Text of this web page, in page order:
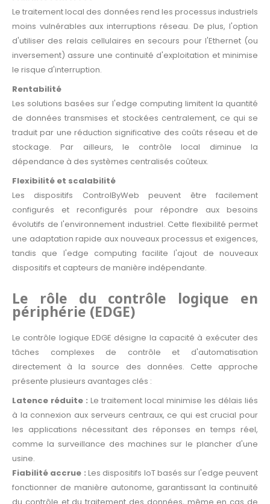
Le traitement local des données rend les processus industriels
moins vulnérables aux interruptions réseau. De plus, l'option
d'utiliser des relais cellulaires en secours pour l'Ethernet (ou
inversement) assure une continuité d'exploitation et minimise
le risque d'interruption.
Rentabilité
Les solutions basées sur l'edge computing limitent la quantité
de données transmises et stockées centralement, ce qui se
traduit par une réduction significative des coûts réseau et de
stockage. Par ailleurs, le contrôle local diminue la
dépendance à des systèmes centralisés coûteux.
Flexibilité et scalabilité
Les dispositifs ControlByWeb peuvent être facilement
configurés et reconfigurés pour répondre aux besoins
évolutifs de l'environnement industriel. Cette flexibilité permet
une adaptation rapide aux nouveaux processus et exigences,
tandis que l'edge computing facilite l'ajout de nouveaux
dispositifs et capteurs de manière indépendante.
Le rôle du contrôle logique en
périphérie (EDGE)
Le contrôle logique EDGE désigne la capacité à exécuter des
tâches complexes de contrôle et d'automatisation
directement à la source des données. Cette approche
présente plusieurs avantages clés :
Latence réduite : Le traitement local minimise les délais liés
à la connexion aux serveurs centraux, ce qui est crucial pour
les applications nécessitant des réponses en temps réel,
comme la surveillance des machines sur le plancher d'une
usine.
Fiabilité accrue : Les dispositifs IoT basés sur l'edge peuvent
fonctionner de manière autonome, garantissant la continuité